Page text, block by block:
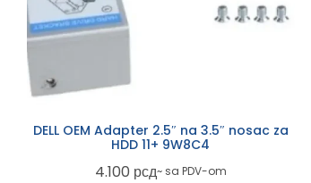
DELL OEM Adapter 2.5″ na 3.5″ nosac za
HDD 11+ 9W8C4
4.100 рсд~ sa PDV-om